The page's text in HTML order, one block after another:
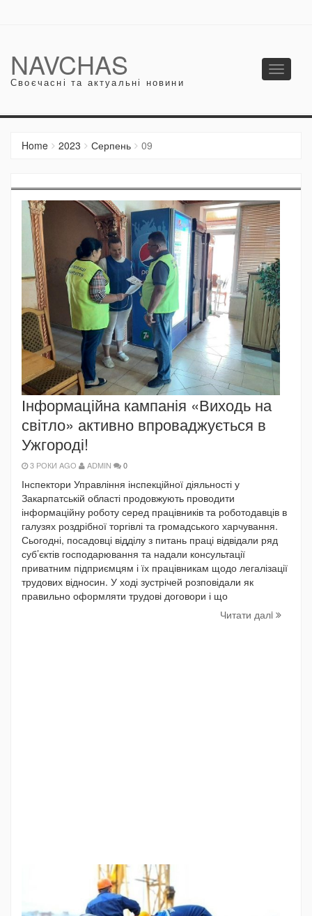
NAVCHAS
Своєчасні та актуальні новини
Toggle
Home 2023 Серпень 09
Інформаційна кампанія «Виходь на
світло» активно впроваджується в
Ужгороді!
3 РОКИ AGO ADMIN 0
Інспектори Управління інспекційної діяльності у
Закарпатській області продовжують проводити
інформаційну роботу серед працівників та роботодавців в
галузях роздрібної торгівлі та громадського харчування.
Сьогодні, посадовці відділу з питань праці відвідали ряд
суб’єктів господарювання та надали консультації
приватним підприємцям і їх працівникам щодо легалізації
трудових відносин. У ході зустрічей розповідали як
правильно оформляти трудові договори і що
Читати далi